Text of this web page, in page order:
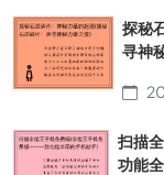
探秘
寻神
扫描
功能